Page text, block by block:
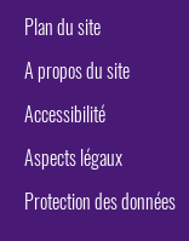
Plan du site
A propos du site
Accessibilité
Aspects légaux
Protection des données